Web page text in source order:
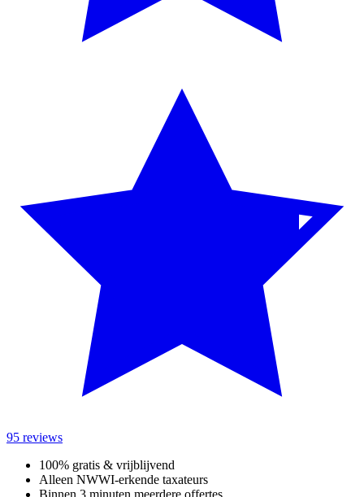
95 reviews
100% gratis & vrijblijvend
Alleen NWWI-erkende taxateurs
Binnen 3 minuten meerdere offertes